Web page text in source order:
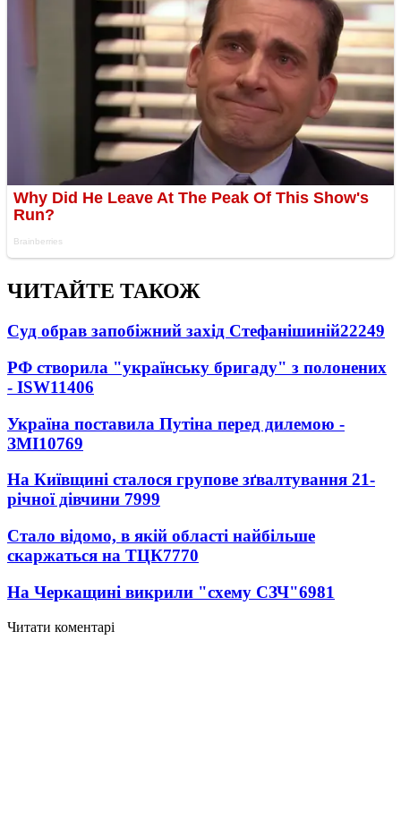
ЧИТАЙТЕ ТАКОЖ
Суд обрав запобіжний захід Стефанішиній22249
РФ створила "українську бригаду" з полонених
- ISW11406
Україна поставила Путіна перед дилемою -
ЗМІ10769
На Київщині сталося групове зґвалтування 21-
річної дівчини 7999
Стало відомо, в якій області найбільше
скаржаться на ТЦК7770
На Черкащині викрили "схему СЗЧ"6981
Читати коментарі